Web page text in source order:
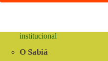
institucional
O Sabiá